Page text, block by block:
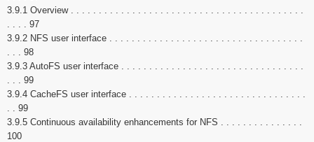
3.9.1 Overview . . . . . . . . . . . . . . . . . . . . . . . . . . . . . . . . . . . . . . . . . .
. . . . 97
3.9.2 NFS user interface . . . . . . . . . . . . . . . . . . . . . . . . . . . . . . . . . . .
. . . 98
3.9.3 AutoFS user interface . . . . . . . . . . . . . . . . . . . . . . . . . . . . . . . . .
. . . 99
3.9.4 CacheFS user interface . . . . . . . . . . . . . . . . . . . . . . . . . . . . . . . .
. . 99
3.9.5 Continuous availability enhancements for NFS . . . . . . . . . . . . . . .
100